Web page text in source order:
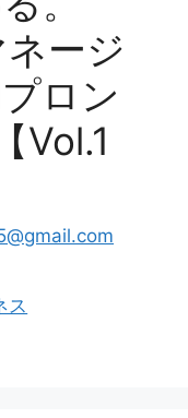
ージ
ロン
Vol.1
ス